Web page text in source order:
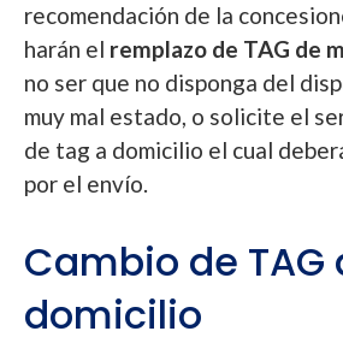
recomendación de la
harán el remplazo de TAG de
no ser que no disponga del
muy mal estado, o solicite el
de tag a domicilio el cual
por el envío.
Cambio de TAG
domicilio